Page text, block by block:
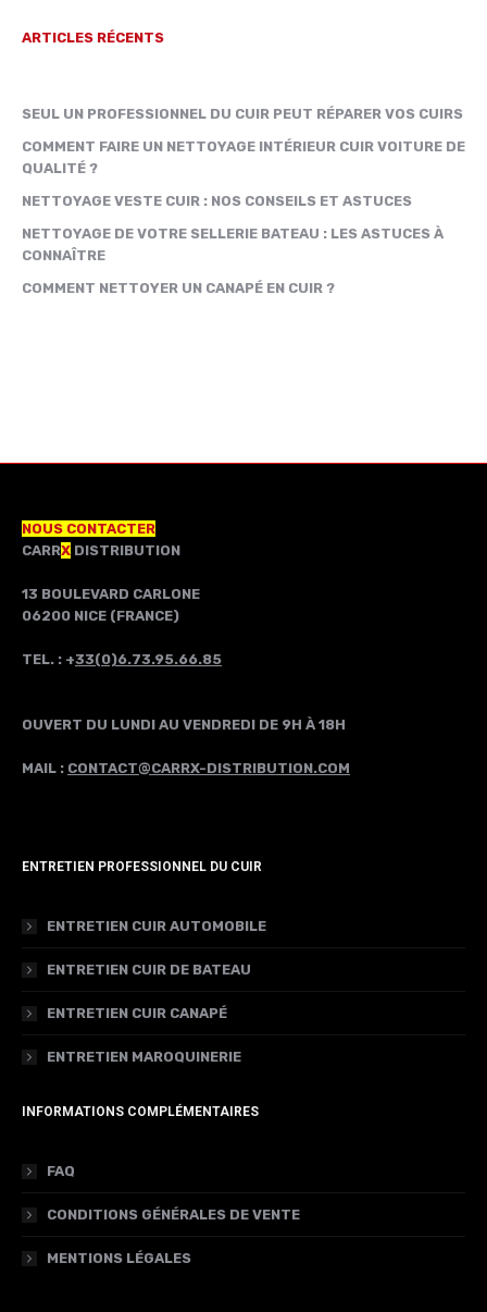
ARTICLES RÉCENTS
SEUL UN PROFESSIONNEL DU CUIR PEUT RÉPARER VOS CUIRS
COMMENT FAIRE UN NETTOYAGE INTÉRIEUR CUIR VOITURE DE
QUALITÉ ?
NETTOYAGE VESTE CUIR : NOS CONSEILS ET ASTUCES
NETTOYAGE DE VOTRE SELLERIE BATEAU : LES ASTUCES À
CONNAÎTRE
COMMENT NETTOYER UN CANAPÉ EN CUIR ?
NOUS CONTACTER
CARRX DISTRIBUTION
13 BOULEVARD CARLONE
06200 NICE (FRANCE)
TEL. : +33(0)6.73.95.66.85
OUVERT DU LUNDI AU VENDREDI DE 9H À 18H
MAIL : CONTACT@CARRX-DISTRIBUTION.COM
ENTRETIEN PROFESSIONNEL DU CUIR
ENTRETIEN CUIR AUTOMOBILE
ENTRETIEN CUIR DE BATEAU
ENTRETIEN CUIR CANAPÉ
ENTRETIEN MAROQUINERIE
INFORMATIONS COMPLÉMENTAIRES
FAQ
CONDITIONS GÉNÉRALES DE VENTE
MENTIONS LÉGALES